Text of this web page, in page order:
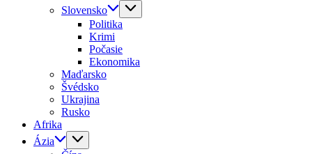
Slovensko
Politika
Krimi
Počasie
Ekonomika
Maďarsko
Švédsko
Ukrajina
Rusko
Afrika
Ázia